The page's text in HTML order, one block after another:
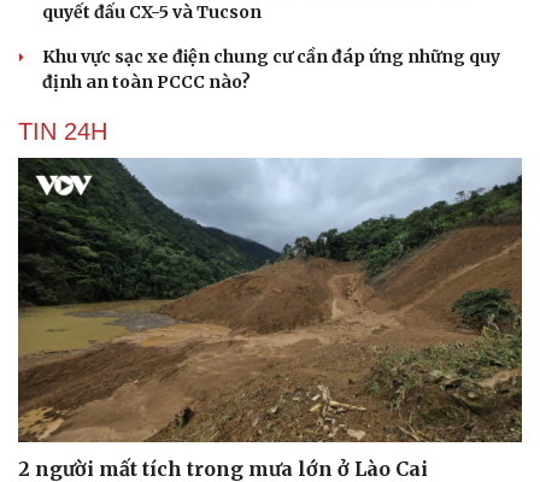
quyết đấu CX-5 và Tucson
Khu vực sạc xe điện chung cư cần đáp ứng những quy
định an toàn PCCC nào?
TIN 24H
2 người mất tích trong mưa lớn ở Lào Cai